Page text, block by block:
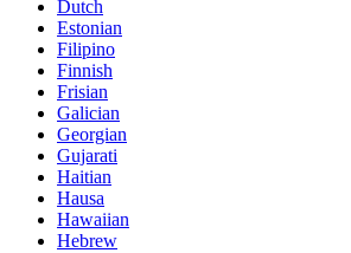
Dutch
Estonian
Filipino
Finnish
Frisian
Galician
Georgian
Gujarati
Haitian
Hausa
Hawaiian
Hebrew